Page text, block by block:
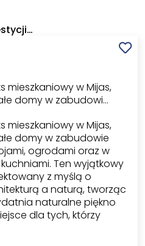
mieszkaniowy w Mijas,
domy w zabudowi…
mieszkaniowy w Mijas,
domy w zabudowie
ogrodami oraz w
Ten wyjątkowy
z myślą o
a naturą, tworząc
naturalne piękno
dla tych, którzy